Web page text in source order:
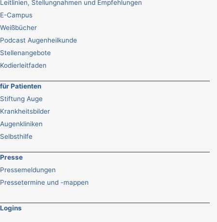
Leitlinien, Stellungnahmen und Empfehlungen
E-Campus
Weißbücher
Podcast Augenheilkunde
Stellenangebote
Kodierleitfaden
für Patienten
Stiftung Auge
Krankheitsbilder
Augenkliniken
Selbsthilfe
Presse
Pressemeldungen
Pressetermine und -mappen
Logins